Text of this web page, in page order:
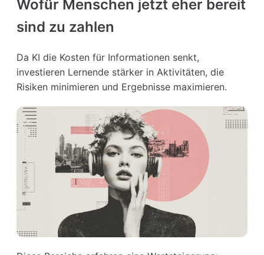
Wofür Menschen jetzt eher bereit
sind zu zahlen
Da KI die Kosten für Informationen senkt,
investieren Lernende stärker in Aktivitäten, die
Risiken minimieren und Ergebnisse maximieren.